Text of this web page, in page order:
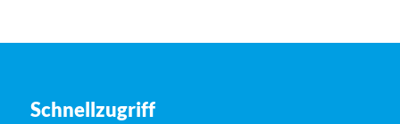
Schnellzugriff